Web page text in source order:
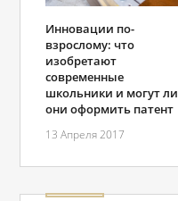
Инновации по-
взрослому: что
изобретают
современные
школьники и могут ли
они оформить патент
13 Апреля 2017